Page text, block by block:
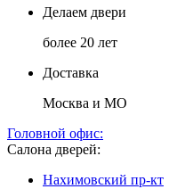
Делаем двери
более 20 лет
Доставка
Москва и МО
Головной офис:
Салона дверей:
Нахимовский пр-кт